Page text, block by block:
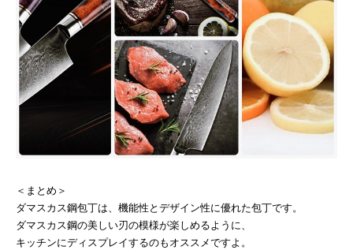
＜まとめ＞
ダマスカス鋼包丁は、機能性とデザイン性に優れた包丁です。
ダマスカス鋼の美しい刃の模様が楽しめるように、
キッチンにディスプレイするのもオススメですよ。